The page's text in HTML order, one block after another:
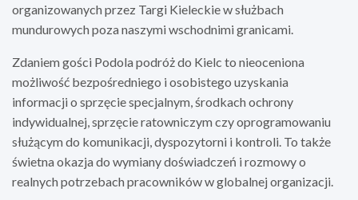
organizowanych przez Targi Kieleckie w służbach
mundurowych poza naszymi wschodnimi granicami.
Zdaniem gości Podola podróż do Kielc to nieoceniona
możliwość bezpośredniego i osobistego uzyskania
informacji o sprzęcie specjalnym, środkach ochrony
indywidualnej, sprzęcie ratowniczym czy oprogramowaniu
służącym do komunikacji, dyspozytorni i kontroli. To także
świetna okazja do wymiany doświadczeń i rozmowy o
realnych potrzebach pracowników w globalnej organizacji.